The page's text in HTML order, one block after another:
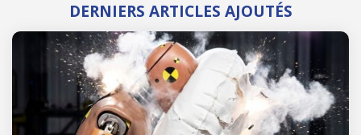
DERNIERS ARTICLES AJOUTÉS